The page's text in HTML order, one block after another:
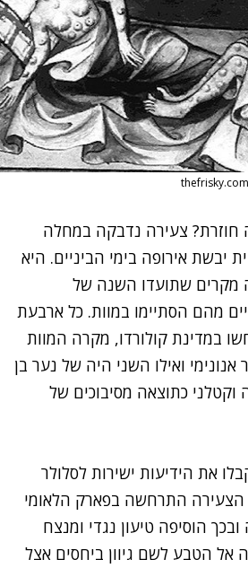
צעירה נדבקה במחלה
יבשת אירופה בימי הביניים. היא
מקרים שתועדו השנה של
מהם הסתיימו במוות. כל ארבעת
במדינת קולורדו, מקרה המוות
ואילו השני היה של נער בן
וקטלני כתוצאה מסיבוכים של
את הידיעות ישירות לסלולר
התרחשה בפארק הלאומי
ובכך הוסיפה טיעון נגדי ומנצח
אל הטבע לשם גיוון ביחסים אצל